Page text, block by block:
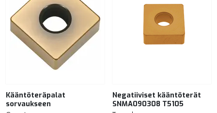
Kääntöteräpalat
sorvaukseen
Negatiiviset kääntöterät
SNMA090308 T5105